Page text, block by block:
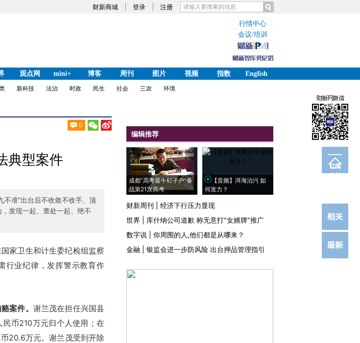
财新商城 登录 注册
行情中心
会议/培训
观点网 mini+ 博客 周刊 图片 视频 指数
English
新科技 法治 时政 民生 社会 三农 环境
0
订阅
电邮
典型案件
不准”出台后不收敛不收手、顶
发现一起、查处一起、绝不
家卫生和计生委纪检组监察
行业纪律，发挥警示教育作
案件。 谢兰茂在担任兴国县
币210万元归个人使用；在
20.6万元。谢兰茂受到开除
编辑推荐
成都“高考最牛钉子户”备
战第21次高考
【音频】洱海治污 如
何发力？
财新周刊
经济下行压力显现
世界
库什纳公司道歉 称无意打"女婿牌"推广
数字说
你周围的人,他们都是从哪来？
金融
银监会进一步防风险 出台押品管理指引